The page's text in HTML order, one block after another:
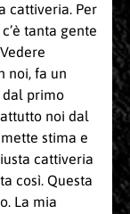
cattiveria. Per
tanta gente
noi, fa un
dal primo
noi dal
stima e
cattiveria
così. Questa
La mia